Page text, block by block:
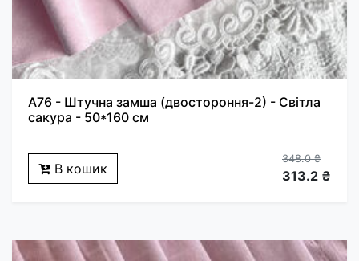
A76 - Штучна замша (двостороння-2) - Світла
сакура - 50*160 см
В кошик
348.0 ₴
313.2 ₴